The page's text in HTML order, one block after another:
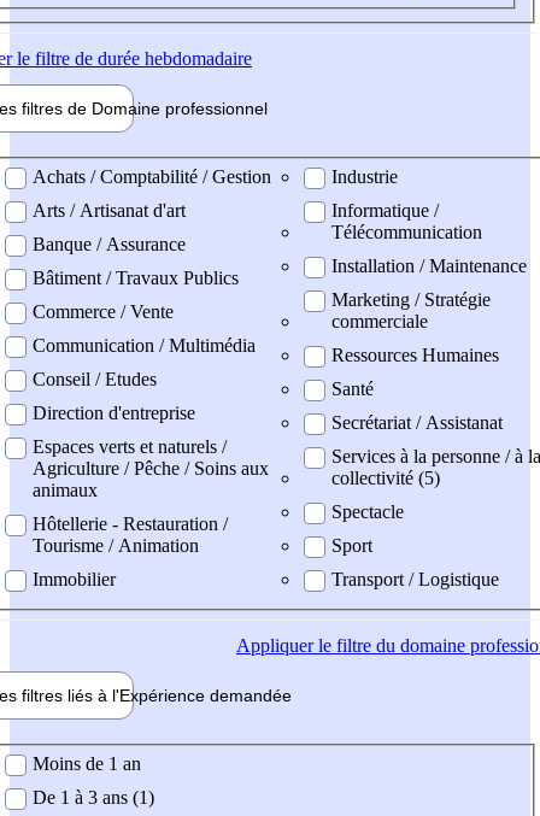
le filtre de durée hebdomadaire
filtres de Domaine professionnel
professionel
Achats / Comptabilité / Gestion
Arts / Artisanat d'art
Banque / Assurance
Bâtiment / Travaux Publics
Commerce / Vente
Communication / Multimédia
Conseil / Etudes
Direction d'entreprise
Espaces verts et naturels /
Agriculture / Pêche / Soins aux
animaux
Hôtellerie - Restauration /
Tourisme / Animation
Immobilier
Industrie
Informatique /
Télécommunication
Installation / Maintenance
Marketing / Stratégie
commerciale
Ressources Humaines
Santé
Secrétariat / Assistanat
Services à la personne / à la
collectivité (5)
Spectacle
Sport
Transport / Logistique
Appliquerle filtre du domaine
filtres liés à l'Expérience demandée
demandée
Moins de 1 an
De 1 à 3 ans (1)